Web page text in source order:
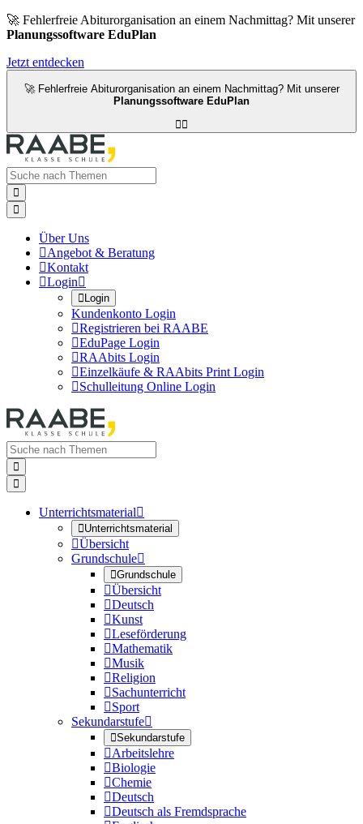
🚀 Fehlerfreie Abiturorganisation an einem Nachmittag? Mit unserer
Planungssoftware EduPlan
Jetzt entdecken
🚀 Fehlerfreie Abiturorganisation an einem Nachmittag? Mit unserer
Planungssoftware EduPlan



Über Uns
Angebot & Beratung
Kontakt
Login
Login
Kundenkonto Login
Registrieren bei RAABE
EduPage Login
RAAbits Login
Einzelkäufe & RAAbits Print Login
Schulleitung Online Login


Unterrichtsmaterial
Unterrichtsmaterial
Übersicht
Grundschule
Grundschule
Übersicht
Deutsch
Kunst
Leseförderung
Mathematik
Musik
Religion
Sachunterricht
Sport
Sekundarstufe
Sekundarstufe
Arbeitslehre
Biologie
Chemie
Deutsch
Deutsch als Fremdsprache